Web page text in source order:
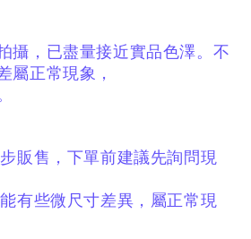
攝， 已盡量接近實品色澤。 不
屬正常現象，
販售， 下單前建議先詢問現
有些微尺寸差異， 屬正常現